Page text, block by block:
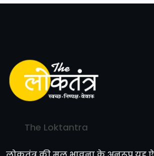
The Loktantra